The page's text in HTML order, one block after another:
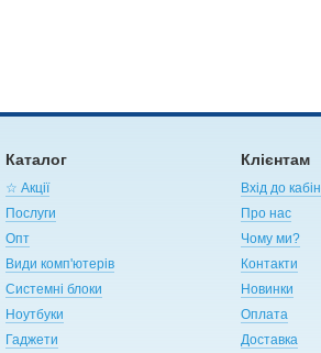
Каталог
☆ Акції
Послуги
Опт
Види комп'ютерів
Системні блоки
Ноутбуки
Гаджети
Клієнтам
Вхід до
Про нас
Чому ми?
Контакти
Новинки
Оплата
Доставка